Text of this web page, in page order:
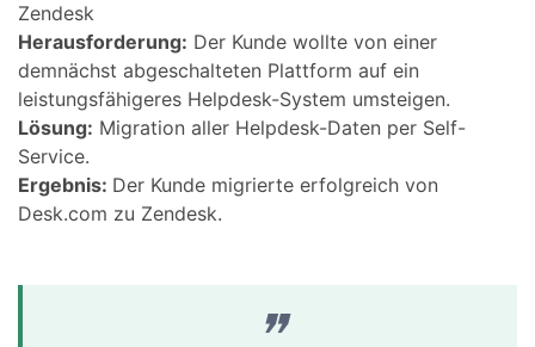
Zendesk
Herausforderung: Der Kunde wollte von einer
demnächst abgeschalteten Plattform auf ein
leistungsfähigeres Helpdesk-System umsteigen.
Lösung: Migration aller Helpdesk-Daten per Self-
Service.
Ergebnis: Der Kunde migrierte erfolgreich von
Desk.com zu Zendesk.